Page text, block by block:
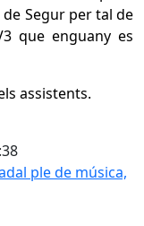
Segur per tal de
que enguany es
assistents.
ple de música,